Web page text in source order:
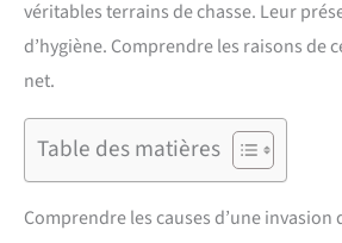
véritables terrains de chasse. Leur
d’hygiène. Comprendre les raisons
net.
Table des matières
Comprendre les causes d’une